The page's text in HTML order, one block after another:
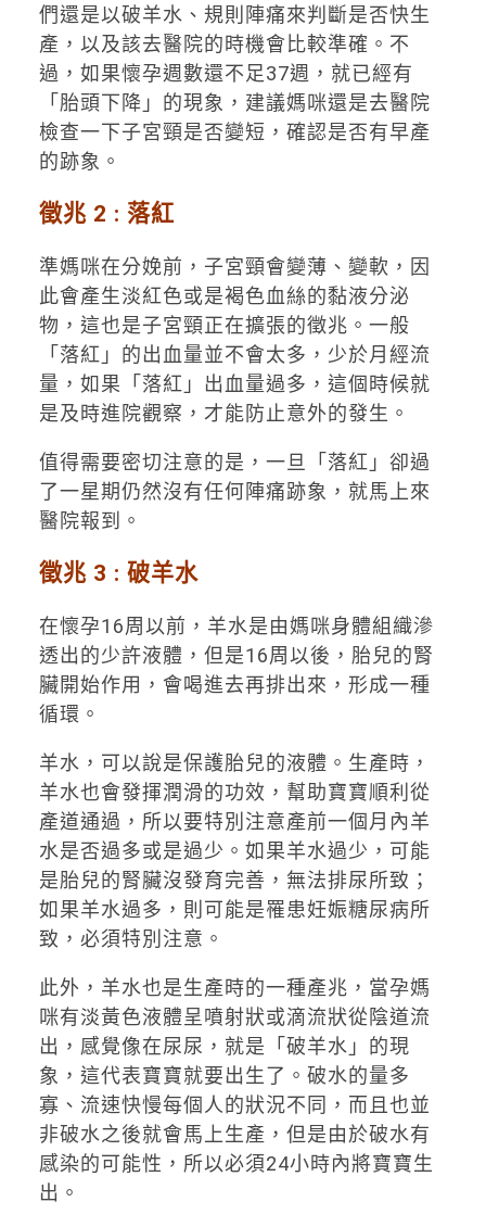
們還是以破羊水、規則陣痛來判斷是否快生
產，以及該去醫院的時機會比較準確。不
過，如果懷孕週數還不足37週，就已經有
「胎頭下降」的現象，建議媽咪還是去醫院
檢查一下子宮頸是否變短，確認是否有早產
的跡象。
徵兆 2 : 落紅
準媽咪在分娩前，子宮頸會變薄、變軟，因
此會產生淡紅色或是褐色血絲的黏液分泌
物，這也是子宮頸正在擴張的徵兆。一般
「落紅」的出血量並不會太多，少於月經流
量，如果「落紅」出血量過多，這個時候就
是及時進院觀察，才能防止意外的發生。
值得需要密切注意的是，一旦「落紅」卻過
了一星期仍然沒有任何陣痛跡象，就馬上來
醫院報到。
徵兆 3 : 破羊水
在懷孕16周以前，羊水是由媽咪身體組織滲
透出的少許液體，但是16周以後，胎兒的腎
臟開始作用，會喝進去再排出來，形成一種
循環。
羊水，可以說是保護胎兒的液體。生產時，
羊水也會發揮潤滑的功效，幫助寶寶順利從
產道通過，所以要特別注意產前一個月內羊
水是否過多或是過少。如果羊水過少，可能
是胎兒的腎臟沒發育完善，無法排尿所致；
如果羊水過多，則可能是罹患妊娠糖尿病所
致，必須特別注意。
此外，羊水也是生產時的一種產兆，當孕媽
咪有淡黃色液體呈噴射狀或滴流狀從陰道流
出，感覺像在尿尿，就是「破羊水」的現
象，這代表寶寶就要出生了。破水的量多
寡、流速快慢每個人的狀況不同，而且也並
非破水之後就會馬上生產，但是由於破水有
感染的可能性，所以必須24小時內將寶寶生
出。